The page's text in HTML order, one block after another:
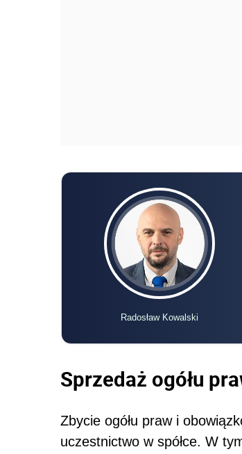
Radosław Kowalski
Sprzedaż ogółu
Zbycie ogółu praw i
uczestnictwo w spółce. W